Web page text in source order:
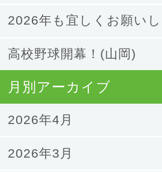
2026年も宜しくお願いし
高校野球開幕！(山岡)
月別アーカイブ
2026年4月
2026年3月